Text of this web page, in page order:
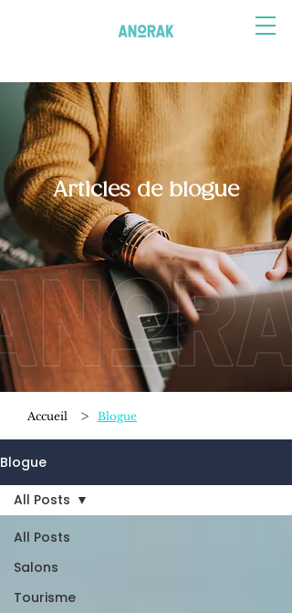
Articles de blogue
Accueil > Blogue
Blogue
All Posts
Salons
Tourisme
All Posts